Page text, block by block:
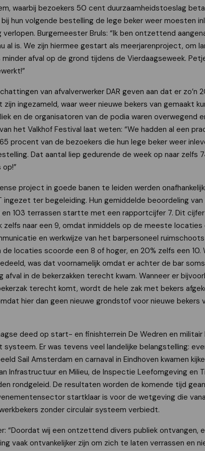
waarbij bezoekers 50 cent duurzaamheidstoeslag
hun volgende bestelling de lege beker weer moesten
verlopen. Burgemeester Bruls: “Ik ben ontzettend
al is. We zijn hiermee gestart als meerjarenproject, om
afval op de grond tijdens de Vierdaagseweek.
van afvalverwerker DAR geven aan dat er zo’n
zijn ingezameld, waar weer nieuwe bekers van gemaakt
en de organisatoren van de podia waren overwegend
het Valkhof Festival laat weten: “We hadden al een
procent van de bezoekers die hun lege beker weer
Dat aantal liep gedurende de week op naar zelfs
project in goede banen te leiden werden
ingezet ter begeleiding. Hun gemiddelde beoordeling
en 103 terrassen startte met een rapportcijfer 7. Dit
zelfs naar een 9, omdat inmiddels op de meeste locaties
en werkwijze van het barpersoneel
locaties scoorde een 8 of hoger, en 20% zelfs een 10.
was dat voornamelijk omdat er achter de bar
afval in de bekerzakken terecht kwam. Wanneer er
terecht komt, wordt de hele zak met bekers
hier dan geen nieuwe grondstof voor nieuwe bekers
deed op start- en finishterrein De Wedren en militair
systeem. Er was tevens veel landelijke belangstelling:
Sail Amsterdam en carnaval in Eindhoven kwamen
Infrastructuur en Milieu, de Inspectie Leefomgeving en
rondgeleid. De resultaten worden de komende tijd
startklaar is voor de wetgeving die
zonder circulair systeem verbiedt.
“Doordat wij een ontzettend divers publiek ontvangen,
vaak ontvankelijker zijn om zich te laten verrassen en